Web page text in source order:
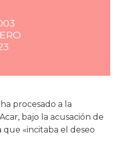
procesado a la
bajo la acusación de
«incitaba el deseo